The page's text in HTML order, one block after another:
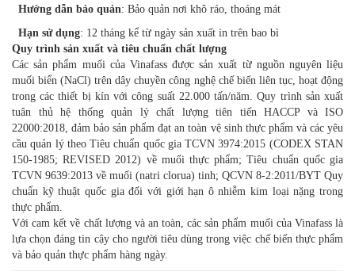
Hướng dẫn bảo quản: Bảo quản nơi khô ráo, thoáng mát
Hạn sử dụng: 12 tháng kể từ ngày sản xuất in trên bao bì
Quy trình sản xuất và tiêu chuẩn chất lượng
Các sản phẩm muối của Vinafass được sản xuất từ nguồn nguyên liệu
muối biển (NaCl) trên dây chuyền công nghệ chế biến liên tục, hoạt động
trong các thiết bị kín với công suất 22.000 tấn/năm. Quy trình sản xuất
tuân thủ hệ thống quản lý chất lượng tiên tiến HACCP và ISO
22000:2018, đảm bảo sản phẩm đạt an toàn vệ sinh thực phẩm và các yêu
cầu quản lý theo Tiêu chuẩn quốc gia TCVN 3974:2015 (CODEX STAN
150-1985; REVISED 2012) về muối thực phẩm; Tiêu chuẩn quốc gia
TCVN 9639:2013 về muối (natri clorua) tinh; QCVN 8-2:2011/BYT Quy
chuẩn kỹ thuật quốc gia đối với giới hạn ô nhiễm kim loại nặng trong
thực phẩm.
Với cam kết về chất lượng và an toàn, các sản phẩm muối của Vinafass là
lựa chọn đáng tin cậy cho người tiêu dùng trong việc chế biến thực phẩm
và bảo quản thực phẩm hàng ngày.